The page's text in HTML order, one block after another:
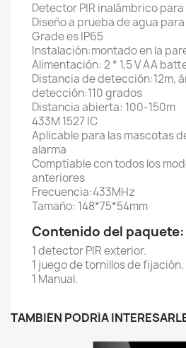
Detector PIR inalámbrico
Diseño a prueba de agua
Grade es IP65
Instalación:montado en la
Alimentación: 2 * 1,5 V AA
Distancia de detección:12m,
detección:110 grados
Distancia abierta: 100-150m
433M 1527 IC
Aplicable para las mascotas
alarma
Comptiable con todos los
anteriores
Frecuencia:433MHz
Tamaño: 148*75*54mm
Contenido del paquete:
1 detector PIR exterior.
1 juego de tornillos de fijación.
1 Manual.
TAMBIÉN PODRÍA